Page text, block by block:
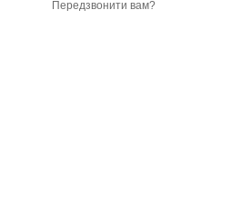
Передзвонити вам?